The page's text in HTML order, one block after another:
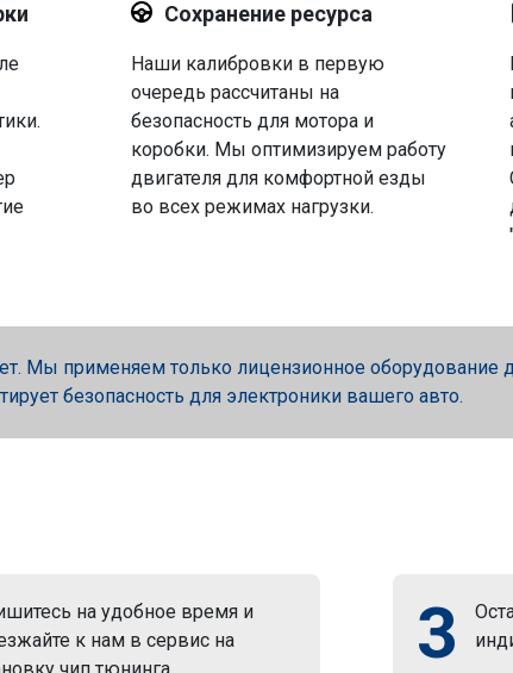
Сохранение ресурса
Наши калибровки в первую
очередь рассчитаны на
безопасность для мотора и
коробки. Мы оптимизируем работу
двигателя для комфортной езды
во всех режимах нагрузки.
Мы применяем только лицензионное оборудование
безопасность для электроники вашего авто.
на удобное время и
к нам в сервис на
3